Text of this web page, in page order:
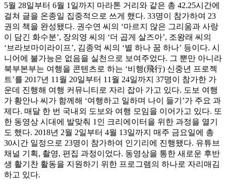
5월 28일부터 6월 1일까지 마라톤 거리와 같은 총 42.25시간에
걸쳐 글을 온종일 집중적으로 쓰게 했다. 33명이 참가하여 23
권의 책을 완성됐다. 권수연 씨의 ‘마르지 않은 그리움과 사랑
이 담긴 화수분’, 장의영 씨의 ‘더 곱게 살즈아’, 조왕래 씨의
‘브라보마이라이프’, 김종억 씨의 ‘별 하나 꿈 하나’ 등이다. 시
니어에 불가능은 없음을 실천으로 보여주었다. 그 뿐만 아니라
북부본부는 여행을 콘텐츠로 하는 ‘비행(飛行) 신중년 프로젝
트’를 2017년 11월 20일부터 11월 24일까지 37명이 참가한 가
운데 진행해 여행 커뮤니티로 자리 잡아 가고 있다. 도보 여행
가 황안나 씨가 함께해 ‘여행하고 일하며 나이 들기’가 주요 과
제다. 매달 한 번 국내외 도보와 여행 모임을 이어가고 있다. 또
한 동영상 시대에 발맞춰 1인 크리에이터을 위한 과정을 열기
도 했다. 2018년 2월 2일부터 4월 13일까지 매주 금요일에 총
30시간 일정으로 23명이 참가하여 인기리에 진행됐다. 유튜브
채널 기획, 촬영, 편집 과정이었다. 동영상을 통한 새로운 후반
생 활기찬 활동을 지원하기 위한 프로그램의 하나로 자리매김
하고 있다.